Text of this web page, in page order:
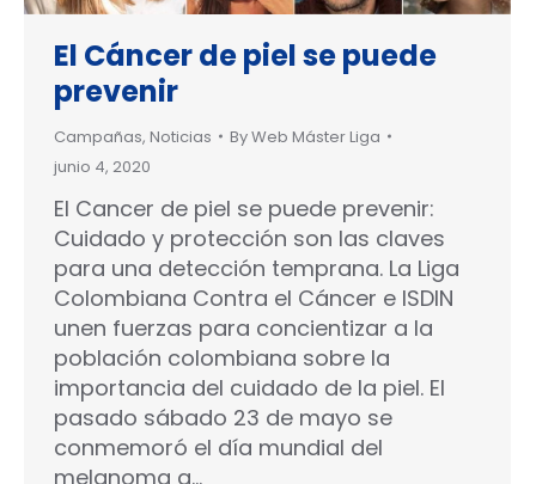
El Cáncer de piel se puede
prevenir
Campañas, Noticias ByWeb Máster Liga
junio 4, 2020
El Cancer de piel se puede prevenir:
Cuidado y protección son las claves
para una detección temprana. La Liga
Colombiana Contra el Cáncer e ISDIN
unen fuerzas para concientizar a la
población colombiana sobre la
importancia del cuidado de la piel. El
pasado sábado 23 de mayo se
conmemoró el día mundial del
melanoma a…